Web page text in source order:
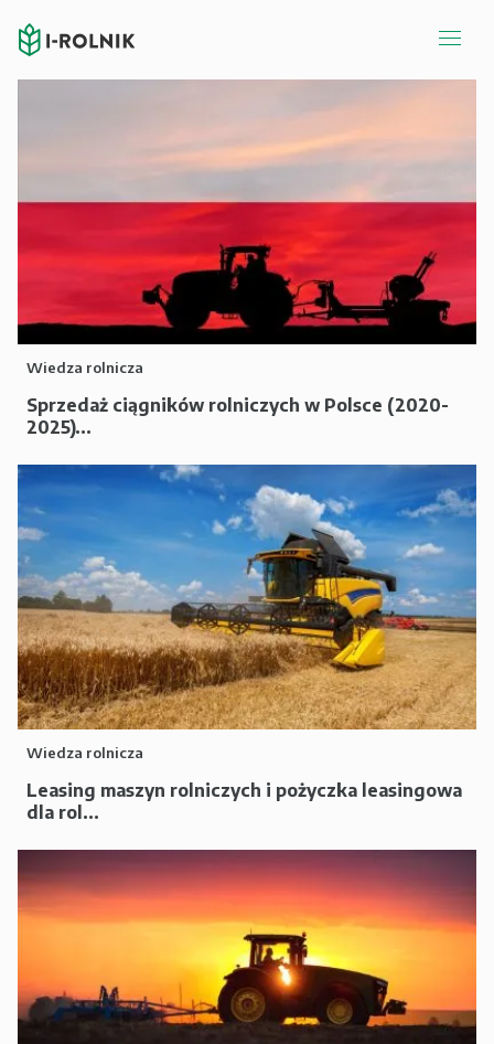
Wiedza rolnicza
Sprzedaż ciągników rolniczych w Polsce (2020-
2025)...
Wiedza rolnicza
Leasing maszyn rolniczych i pożyczka leasingowa
dla rol...